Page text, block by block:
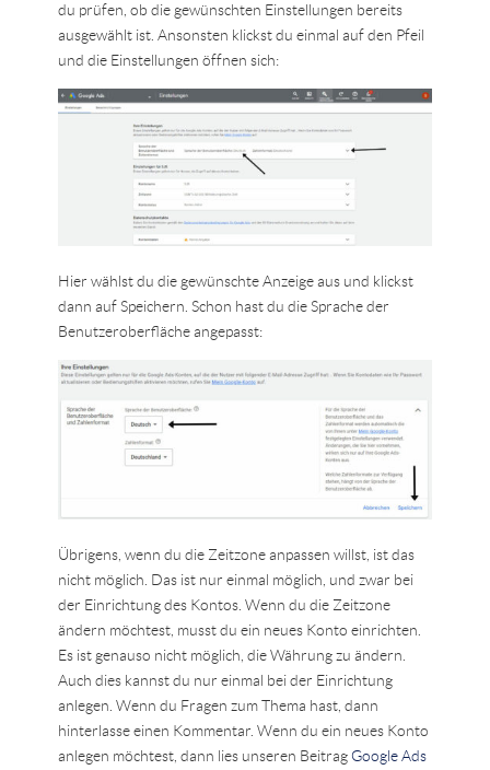
du prüfen, ob die gewünschten Einstellungen bereits
ausgewählt ist. Ansonsten klickst du einmal auf den Pfeil
und die Einstellungen öffnen sich:
Hier wählst du die gewünschte Anzeige aus und klickst
dann auf Speichern. Schon hast du die Sprache der
Benutzeroberfläche angepasst:
Übrigens, wenn du die Zeitzone anpassen willst, ist das
nicht möglich. Das ist nur einmal möglich, und zwar bei
der Einrichtung des Kontos. Wenn du die Zeitzone
ändern möchtest, musst du ein neues Konto einrichten.
Es ist genauso nicht möglich, die Währung zu ändern.
Auch dies kannst du nur einmal bei der Einrichtung
anlegen. Wenn du Fragen zum Thema hast, dann
hinterlasse einen Kommentar. Wenn du ein neues Konto
anlegen möchtest, dann lies unseren BeitragGoogle Ads